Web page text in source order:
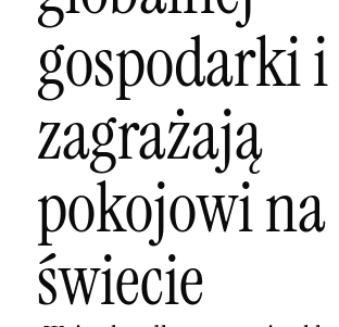
gospodarki i
zagrażają
pokojowi na
świecie